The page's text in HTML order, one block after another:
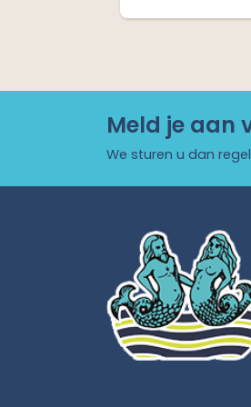
Meld je aan
We sturen u dan